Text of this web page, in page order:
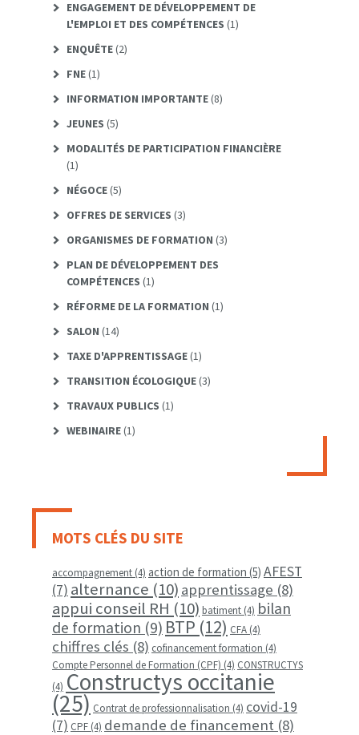
ENGAGEMENT DE DÉVELOPPEMENT DE
L'EMPLOI ET DES COMPÉTENCES (1)
ENQUÊTE(2)
FNE(1)
INFORMATION IMPORTANTE(8)
JEUNES (5)
MODALITÉS DE PARTICIPATION FINANCIÈRE
(1)
NÉGOCE(5)
OFFRES DE SERVICES (3)
ORGANISMES DE FORMATION (3)
PLAN DE DÉVELOPPEMENT DES
COMPÉTENCES (1)
RÉFORME DE LA FORMATION (1)
SALON (14)
TAXE D'APPRENTISSAGE(1)
TRANSITION ÉCOLOGIQUE(3)
TRAVAUX PUBLICS (1)
WEBINAIRE(1)
MOTS CLÉS DU SITE
accompagnement (4) action de formation (5) AFEST
(7) alternance (10) apprentissage (8)
appui conseil RH (10) batiment (4) bilan
de formation (9) BTP (12) CFA (4)
chiffres clés (8) cofinancement formation (4)
Compte Personnel de Formation (CPF) (4) CONSTRUCTYS
(4) Constructys occitanie
(25) Contrat de professionnalisation (4) covid-19
(7) CPF (4) demande de financement (8)